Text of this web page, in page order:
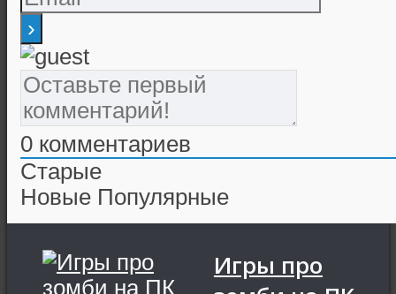
0 комментариев
Старые
Новые Популярные
Игры про